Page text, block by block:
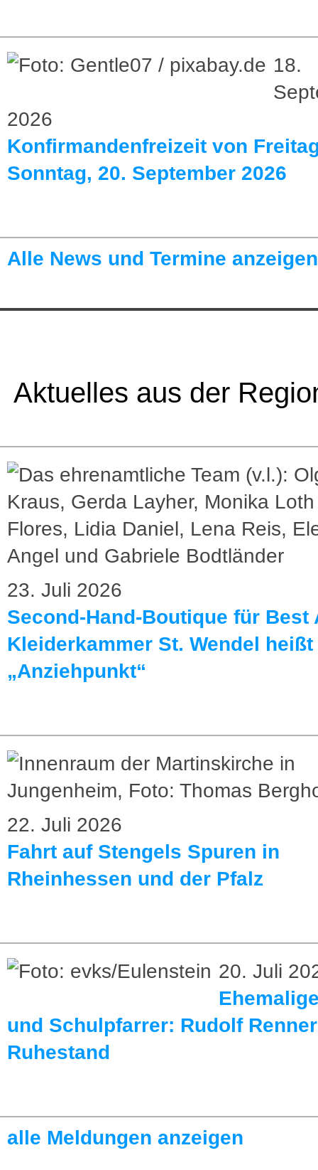
18.
2026
Konfirmandenfreizeit von
Sonntag, 20. September 2026
Alle News und Termine anzeigen
Aktuelles aus der
23. Juli 2026
Second-Hand-Boutique für Best
Kleiderkammer St. Wendel
„Anziehpunkt“
22. Juli 2026
Fahrt auf Stengels Spuren in
Rheinhessen und der Pfalz
20. Juli
und Schulpfarrer: Rudolf
Ruhestand
alle Meldungen anzeigen